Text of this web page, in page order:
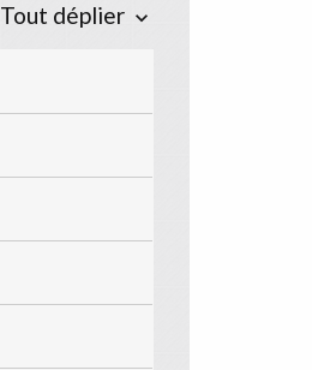
Tout déplier keyboard_arrow_down